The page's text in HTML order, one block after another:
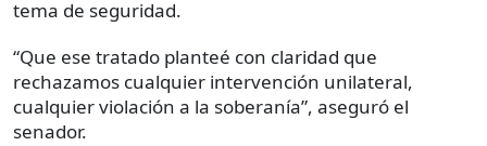
tema de seguridad.
“Que ese tratado planteé con claridad que
rechazamos cualquier intervención unilateral,
cualquier violación a la soberanía”, aseguró el
senador.